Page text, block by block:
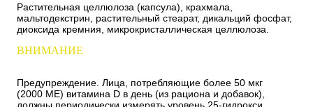
Растительная целлюлоза (капсула), крахмала,
мальтодекстрин, растительный стеарат, дикальций фосфат,
диоксида кремния, микрокристаллическая целлюлоза.
ВНИМАНИЕ
Предупреждение. Лица, потребляющие более 50 мкг
(2000 МЕ) витамина D в день (из рациона и добавок),